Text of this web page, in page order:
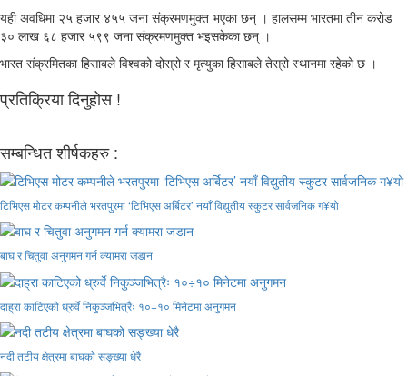
यही अवधिमा २५ हजार ४५५ जना संक्रमणमुक्त भएका छन् । हालसम्म भारतमा तीन करोड
३० लाख ६८ हजार ५९९ जना संक्रमणमुक्त भइसकेका छन् ।
भारत संक्रमितका हिसाबले विश्वको दोस्रो र मृत्युका हिसाबले तेस्रो स्थानमा रहेको छ ।
प्रतिक्रिया दिनुहोस !
सम्बन्धित शीर्षकहरु :
टिभिएस मोटर कम्पनीले भरतपुरमा ‘टिभिएस अर्बिटर’ नयाँ विद्युतीय स्कुटर सार्वजनिक ग¥यो
बाघ र चितुवा अनुगमन गर्न क्यामरा जडान
दाह्रा काटिएको ध्रुर्वे निकुञ्जभित्रैः १०÷१० मिनेटमा अनुगमन
नदी तटीय क्षेत्रमा बाघको सङ्ख्या धेरै